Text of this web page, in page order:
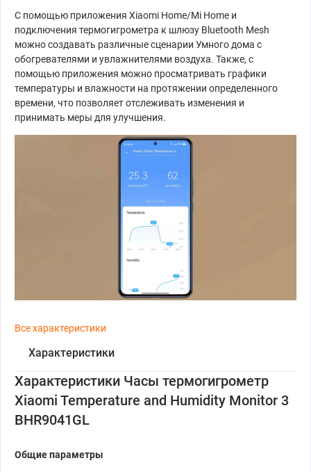
С помощью приложения Xiaomi Home/Mi Home и
подключения термогигрометра к шлюзу Bluetooth Mesh
можно создавать различные сценарии Умного дома с
обогревателями и увлажнителями воздуха. Также, с
помощью приложения можно просматривать графики
температуры и влажности на протяжении определенного
времени, что позволяет отслеживать изменения и
принимать меры для улучшения.
Все характеристики
Характеристики
Характеристики Часы термогигрометр
Xiaomi Temperature and Humidity Monitor 3
BHR9041GL
Общие параметры